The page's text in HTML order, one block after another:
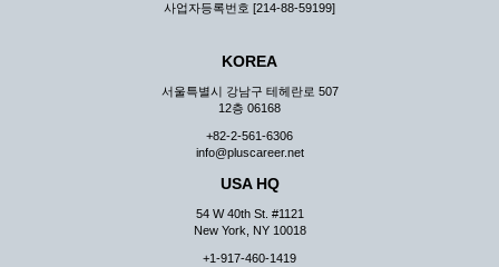
사업자등록번호 [214-88-59199]
KOREA
서울특별시 강남구 테헤란로 507
12층 06168
+82-2-561-6306
info@pluscareer.net
USA HQ
54 W 40th St. #1121
New York, NY 10018
+1-917-460-1419